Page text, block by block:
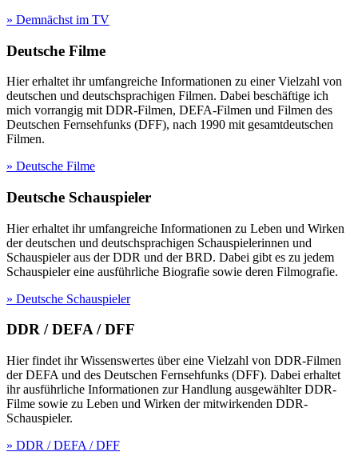
» Demnächst im TV
Deutsche Filme
Hier erhaltet ihr umfangreiche Informationen zu einer Vielzahl von
deutschen und deutschsprachigen Filmen. Dabei beschäftige ich
mich vorrangig mit DDR-Filmen, DEFA-Filmen und Filmen des
Deutschen Fernsehfunks (DFF), nach 1990 mit gesamtdeutschen
Filmen.
» Deutsche Filme
Deutsche Schauspieler
Hier erhaltet ihr umfangreiche Informationen zu Leben und Wirken
der deutschen und deutschsprachigen Schauspielerinnen und
Schauspieler aus der DDR und der BRD. Dabei gibt es zu jedem
Schauspieler eine ausführliche Biografie sowie deren Filmografie.
» Deutsche Schauspieler
DDR / DEFA / DFF
Hier findet ihr Wissenswertes über eine Vielzahl von DDR-Filmen
der DEFA und des Deutschen Fernsehfunks (DFF). Dabei erhaltet
ihr ausführliche Informationen zur Handlung ausgewählter DDR-
Filme sowie zu Leben und Wirken der mitwirkenden DDR-
Schauspieler.
» DDR / DEFA / DFF